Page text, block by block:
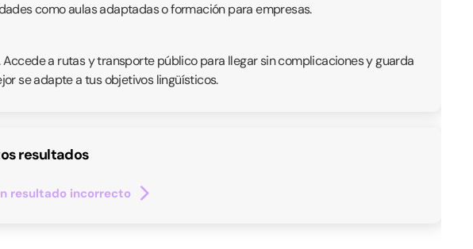
como aulas adaptadas o formación para empresas.
a rutas y transporte público para llegar sin complicaciones y guarda
se adapte a tus objetivos lingüísticos.
resultados
resultado incorrecto